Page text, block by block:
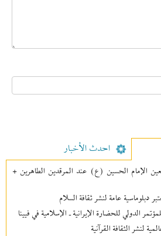
احدث الأخبار
الإمام الحسين (ع) عند المرقدين الطاهرين +
دبلوماسية عامة لنشر ثقافة السلام
الدولي للحضارة الإيرانية ـ الإسلامية في فيينا
لنشر الثقافة القرآنية